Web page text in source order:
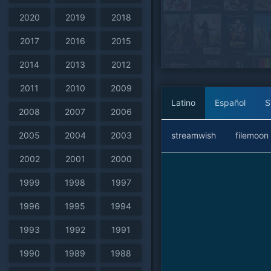
2020 2019 2018
2017 2016 2015
2014 2013 2012
2011 2010 2009
2008 2007 2006
2005 2004 2003
2002 2001 2000
1999 1998 1997
1996 1995 1994
1993 1992 1991
1990 1989 1988
Latino Español
streamwish filemoon